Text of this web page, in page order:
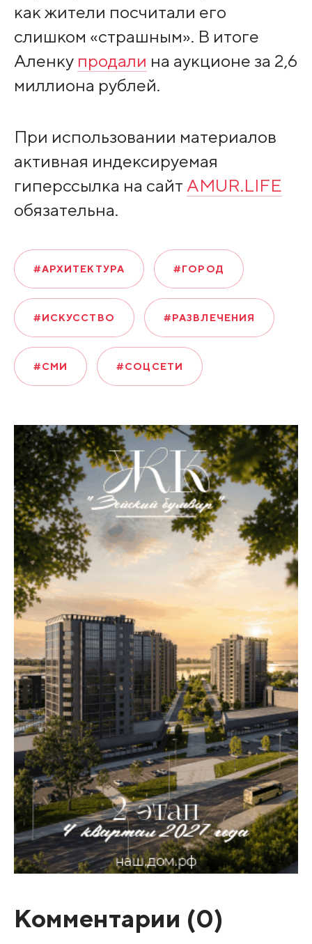
как жители посчитали его
слишком «страшным». В итоге
Аленку продали на аукционе за 2,6
миллиона рублей.
При использовании материалов
активная индексируемая
гиперссылка на сайт AMUR.LIFE
обязательна.
#АРХИТЕКТУРА #ГОРОД
#ИСКУССТВО #РАЗВЛЕЧЕНИЯ
#СМИ #СОЦСЕТИ
Комментарии (0)